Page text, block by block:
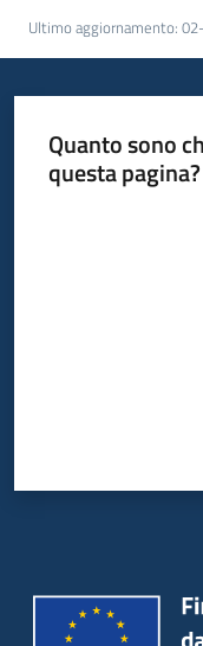
Ultimo aggiornamento:
Quanto sono
questa pagina?